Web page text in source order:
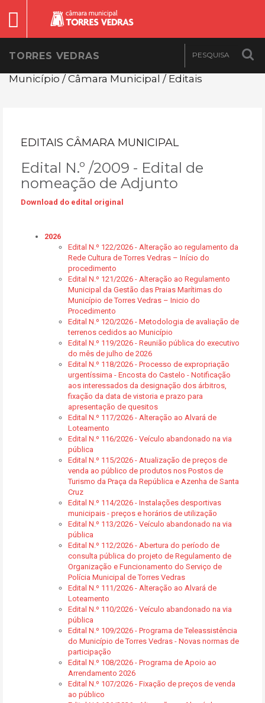
TORRES VEDRAS
Município / Câmara Municipal / Editais
EDITAIS CÂMARA MUNICIPAL
Edital N.º /2009 - Edital de
nomeação de Adjunto
Download do edital original
2026
Edital N.º 122/2026 - Alteração ao regulamento da
Rede Cultura de Torres Vedras – Início do
procedimento
Edital N.º 121/2026 - Alteração ao Regulamento
Municipal da Gestão das Praias Marítimas do
Município de Torres Vedras – Inicio do
Procedimento
Edital N.º 120/2026 - Metodologia de avaliação de
terrenos cedidos ao Município
Edital N.º 119/2026 - Reunião pública do executivo
do mês de julho de 2026
Edital N.º 118/2026 - Processo de expropriação
urgentíssima - Encosta do Castelo - Notificação
aos interessados da designação dos árbitros,
fixação da data de vistoria e prazo para
apresentação de quesitos
Edital N.º 117/2026 - Alteração ao Alvará de
Loteamento
Edital N.º 116/2026 - Veículo abandonado na via
pública
Edital N.º 115/2026 - Atualização de preços de
venda ao público de produtos nos Postos de
Turismo da Praça da República e Azenha de Santa
Cruz
Edital N.º 114/2026 - Instalações desportivas
municipais - preços e horários de utilização
Edital N.º 113/2026 - Veículo abandonado na via
pública
Edital N.º 112/2026 - Abertura do período de
consulta pública do projeto de Regulamento de
Organização e Funcionamento do Serviço de
Polícia Municipal de Torres Vedras
Edital N.º 111/2026 - Alteração ao Alvará de
Loteamento
Edital N.º 110/2026 - Veículo abandonado na via
pública
Edital N.º 109/2026 - Programa de Teleassistência
do Município de Torres Vedras - Novas normas de
participação
Edital N.º 108/2026 - Programa de Apoio ao
Arrendamento 2026
Edital N.º 107/2026 - Fixação de preços de venda
ao público